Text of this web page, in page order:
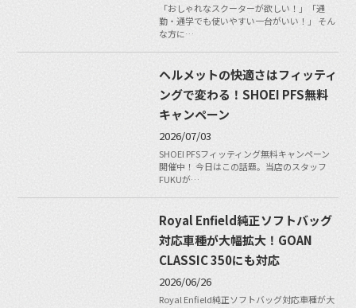
「おしゃれなスクーターが欲しい！」「通
勤・通学でも使いやすい一台がいい！」 そん
な方に…
ヘルメットの快適さはフィッティ
ングで変わる！SHOEI PFS無料
キャンペーン
2026/07/03
SHOEI PFSフィッティング無料キャンペーン
開催中！ 今日はこの話題。当店のスタッフ
FUKUが…
Royal Enfield純正ソフトバッグ
対応車種が大幅拡大！GOAN
CLASSIC 350にも対応
2026/06/26
Royal Enfield純正ソフトバッグ対応車種が大